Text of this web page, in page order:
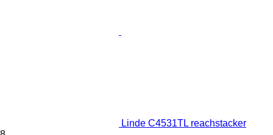
Linde C4531TL reachstacker